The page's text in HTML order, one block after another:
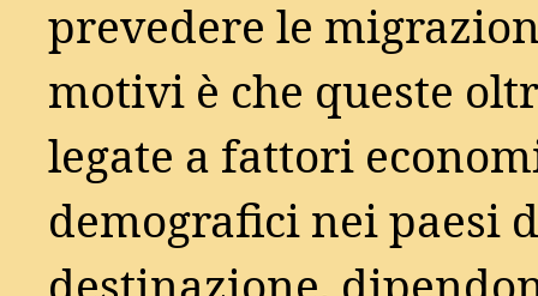
prevedere le
motivi è che queste
legate a fattori
demografici nei paesi